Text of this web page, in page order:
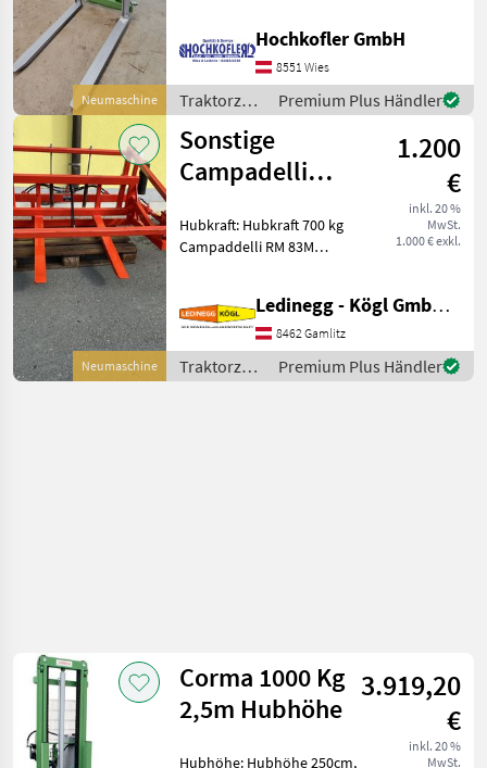
Neumaschine
Neigungsverstellung
Heckstapler für
Traktorhydraulik Hubhöhe:
2.100mm Hu
Hochkofler GmbH
8551 Wies
Traktorzubehör
/ Corma
Premium Plus Händler
Neumaschine
Sonstige
Campadelli
1.200
€
inkl. 20 %
MwSt.
1.000 € exkl.
Hubkraft: Hubkraft 700 kg
Campaddelli RM 83M
Kippvorrichtung nach
vorne inklusive
Kistenniederhalter für
Heckstapler Traktorzu
Ledinegg - Kögl GmbH - Obst- und Weinbautechnik
8462 Gamlitz
Traktorzubehör
/ Sonstige
Premium Plus Händler
Corma 1000 Kg
2,5m Hubhöhe
3.919,20
€
inkl. 20 %
MwSt.
Hubhöhe: Hubhöhe 250cm,